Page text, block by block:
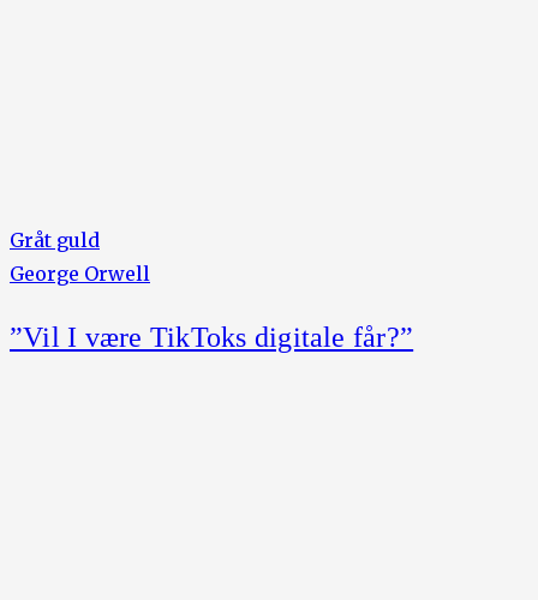
Gråt guld
George Orwell
”Vil I være TikToks digitale får?”